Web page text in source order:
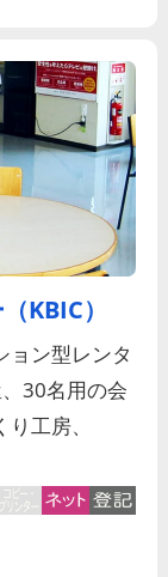
KBIC）
ョン型レンタ
30名用の会
工房、